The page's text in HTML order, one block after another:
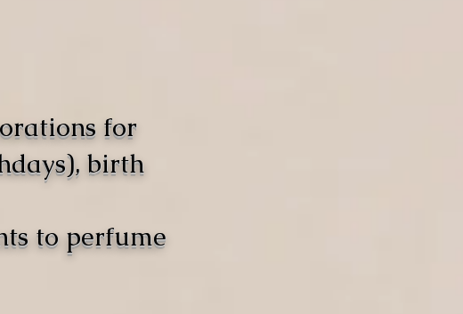
for
birth
to perfume